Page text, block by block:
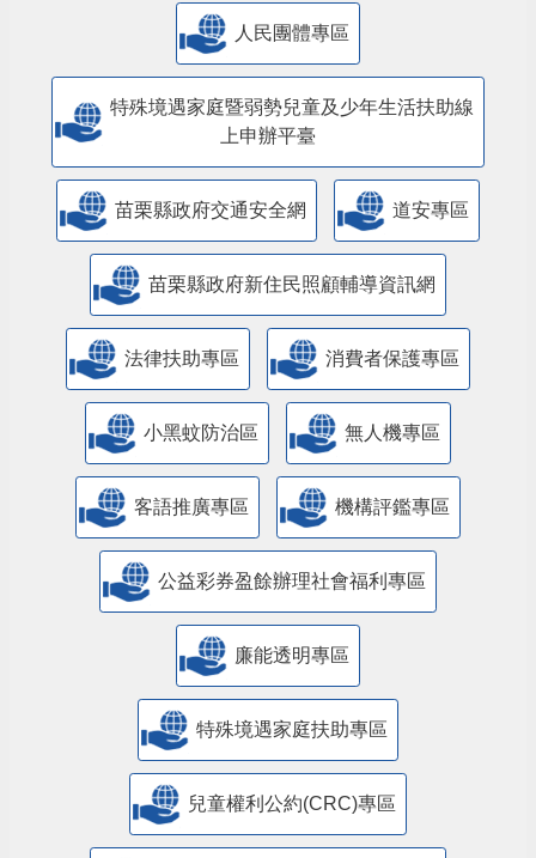
人民團體專區
特殊境遇家庭暨弱勢兒童及少年生活扶助線
上申辦平臺
苗栗縣政府交通安全網 道安專區
苗栗縣政府新住民照顧輔導資訊網
法律扶助專區 消費者保護專區
小黑蚊防治區 無人機專區
客語推廣專區 機構評鑑專區
公益彩券盈餘辦理社會福利專區
廉能透明專區
特殊境遇家庭扶助專區
兒童權利公約(CRC)專區